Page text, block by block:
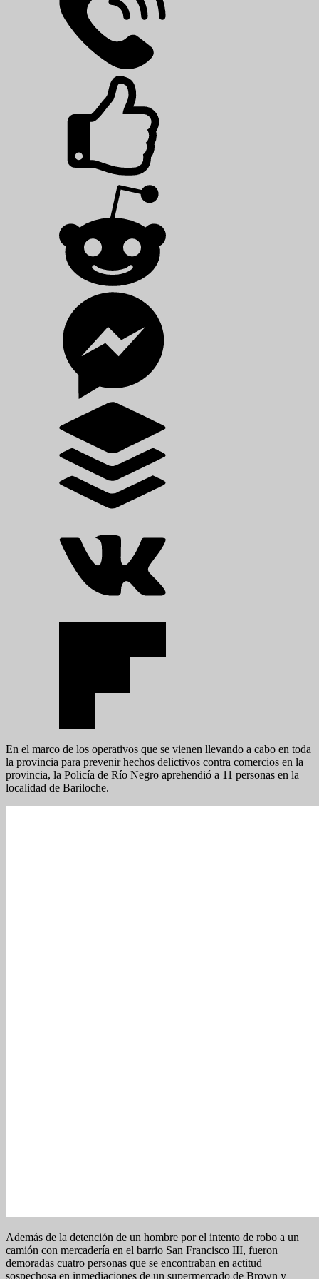
En el marco de los operativos que se vienen llevando a cabo en toda
la provincia para prevenir hechos delictivos contra comercios en la
provincia, la Policía de Río Negro aprehendió a 11 personas en la
localidad de Bariloche.
Además de la detención de un hombre por el intento de robo a un
camión con mercadería en el barrio San Francisco III, fueron
demoradas cuatro personas que se encontraban en actitud
sospechosa en inmediaciones de un supermercado de Brown y